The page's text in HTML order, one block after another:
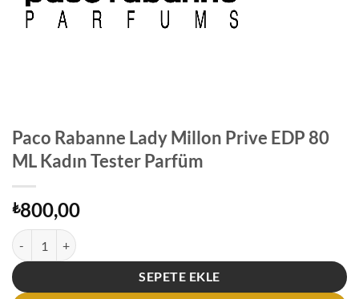
Paco Rabanne Lady Millon Prive EDP 80
ML Kadın Tester Parfüm
₺800,00
Paco Rabanne Lady Millon Prive EDP 80 ML Kadın Tester Parfüm adet
SEPETE EKLE